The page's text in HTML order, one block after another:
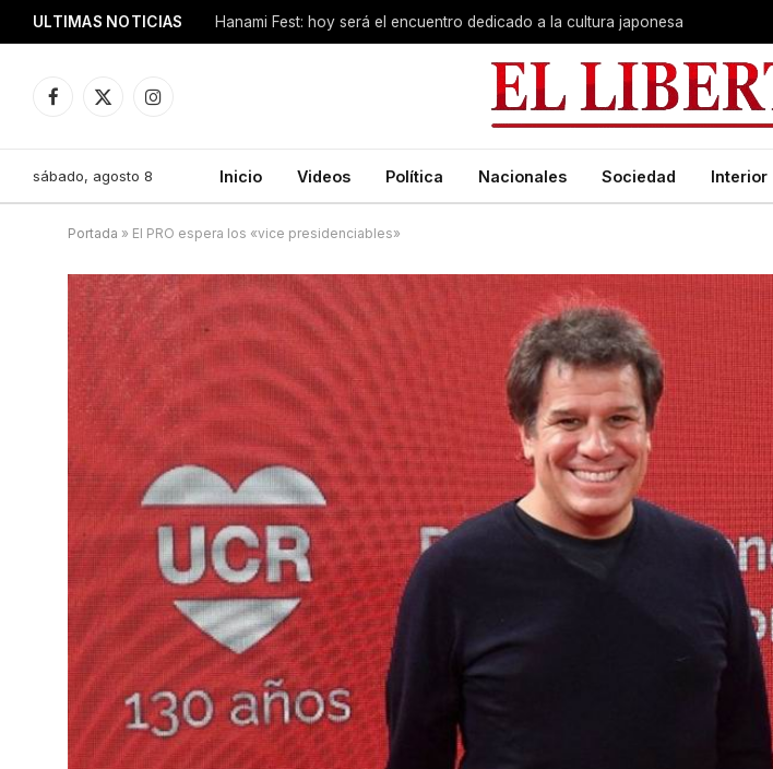
ULTIMAS NOTICIAS Hanami Fest: hoy será el encuentro dedicado a la cultura japonesa
Facebook
X
Instagram
sábado, agosto 8 Inicio Videos Política Nacionales Sociedad Interior
Portada » El PRO espera los «vice presidenciables»